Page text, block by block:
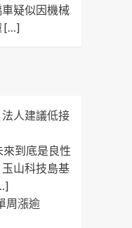
疑似因機械
[…]
人建議低接
到底是良性
山科技島基
周漲逾